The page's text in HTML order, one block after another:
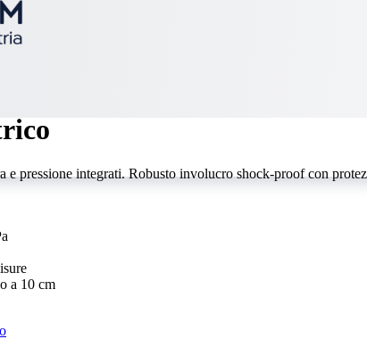
e pressione integrati. Robusto involucro shock-proof con
a 10 cm